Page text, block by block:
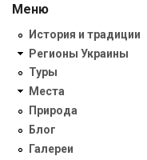
Меню
История и традиции
Регионы Украины
Туры
Места
Природа
Блог
Галереи